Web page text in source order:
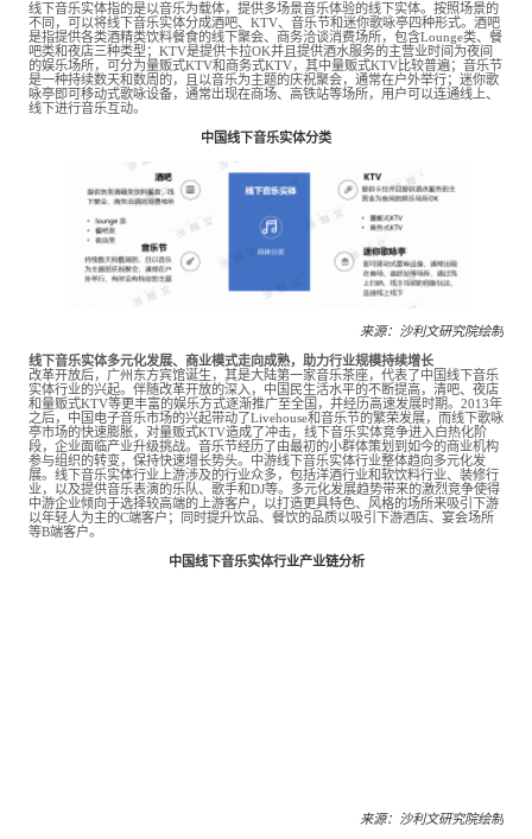
餐饮与新零售 半导体与芯片
汽车与出行
公共服务 食品与饮料
科技、媒体和通信 金融科技
地产与物业 矿业冶炼
美容时尚 大数据与人工智能
企业咨询服务
公司动态
媒体服务
活动
公司介绍
中国管理团队
表现与影响
战略合作伙伴
加入我们
EN
线下音乐实体指的是以音乐为载体，提供多场景音乐体验的线下实体。按照场景的
不同，可以将线下音乐实体分成酒吧、KTV、音乐节和迷你歌咏亭四种形式。酒吧
是指提供各类酒精类饮料餐食的线下聚会、商务洽谈消费场所，包含Lounge类、餐
吧类和夜店三种类型；KTV是提供卡拉OK并且提供酒水服务的主营业时间为夜间
的娱乐场所，可分为量贩式KTV和商务式KTV，其中量贩式KTV比较普遍；音乐节
是一种持续数天和数周的，且以音乐为主题的庆祝聚会，通常在户外举行；迷你歌
咏亭即可移动式歌咏设备，通常出现在商场、高铁站等场所，用户可以连通线上、
线下进行音乐互动。
中国线下音乐实体分类
来源：沙利文研究院绘制
线下音乐实体多元化发展、商业模式走向成熟，助力行业规模持续增长
改革开放后，广州东方宾馆诞生，其是大陆第一家音乐茶座，代表了中国线下音乐
实体行业的兴起。伴随改革开放的深入，中国民生活水平的不断提高，清吧、夜店
和量贩式KTV等更丰富的娱乐方式逐渐推广至全国，并经历高速发展时期。2013年
之后，中国电子音乐市场的兴起带动了Livehouse和音乐节的繁荣发展，而线下歌咏
亭市场的快速膨胀，对量贩式KTV造成了冲击，线下音乐实体竞争进入白热化阶
段，企业面临产业升级挑战。音乐节经历了由最初的小群体策划到如今的商业机构
参与组织的转变，保持快速增长势头。中游线下音乐实体行业整体趋向多元化发
展。线下音乐实体行业上游涉及的行业众多，包括洋酒行业和软饮料行业、装修行
业，以及提供音乐表演的乐队、歌手和DJ等。多元化发展趋势带来的激烈竞争使得
中游企业倾向于选择较高端的上游客户，以打造更具特色、风格的场所来吸引下游
以年轻人为主的C端客户；同时提升饮品、餐饮的品质以吸引下游酒店、宴会场所
等B端客户。
中国线下音乐实体行业产业链分析
来源：沙利文研究院绘制